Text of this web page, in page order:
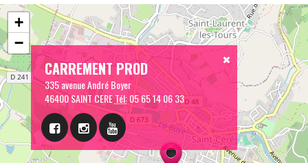
CARREMENT PROD
335 avenue André Boyer
46400 SAINT CERETél:05 65 14 06 33
+
−